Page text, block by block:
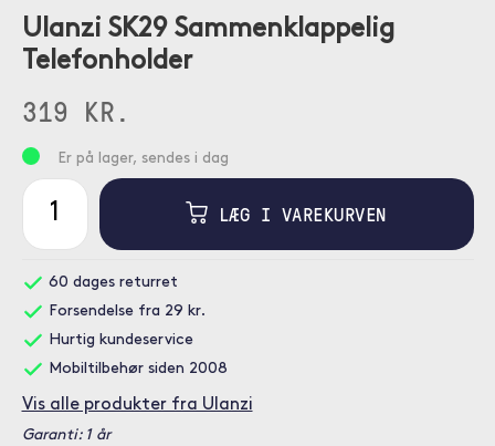
Ulanzi SK29 Sammenklappelig
Telefonholder
319 KR.
Er på lager, sendes i dag
LÆG I VAREKURVEN
60 dages returret
Forsendelse fra 29 kr.
Hurtig kundeservice
Mobiltilbehør siden 2008
Vis alle produkter fra Ulanzi
Garanti: 1 år